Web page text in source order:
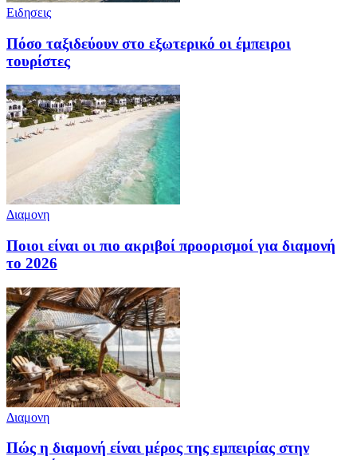
Ειδησεις
Πόσο ταξιδεύουν στο εξωτερικό οι έμπειροι
τουρίστες
Διαμονη
Ποιοι είναι οι πιο ακριβοί προορισμοί για διαμονή
το 2026
Διαμονη
Πώς η διαμονή είναι μέρος της εμπειρίας στην